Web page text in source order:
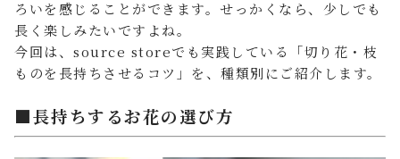
ろいを感じることができます。せっかくなら、少しでも
長く楽しみたいですよね。
今回は、source storeでも実践している「切り花・枝
ものを長持ちさせるコツ」を、種類別にご紹介します。
■長持ちするお花の選び方